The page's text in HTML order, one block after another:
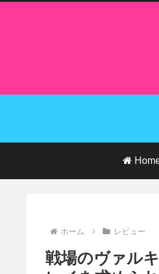
ホーム レビュー
戦場のヴァル